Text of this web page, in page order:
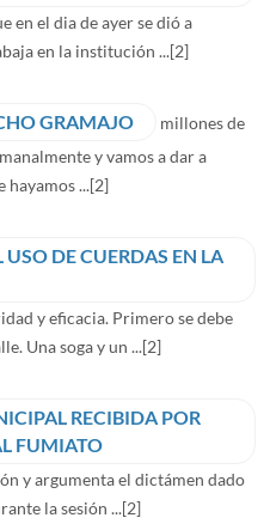
en el dia de ayer se dió a
en la institución ...[2]
GRAMAJO
millones de
y vamos a dar a
hayamos ...[2]
DE CUERDAS EN LA
y eficacia. Primero se debe
Una soga y un ...[2]
RECIBIDA POR
FUMIATO
y argumenta el dictámen dado
la sesión ...[2]